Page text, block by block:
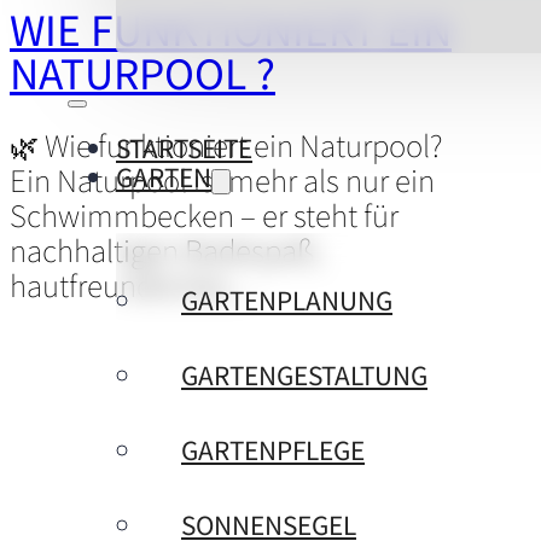
STARTSEITE
GARTEN
GARTENPLANUNG
GARTENGESTALTUNG
GARTENPFLEGE
SONNENSEGEL
WIE FUNKTIONIERT EIN
NATURPOOL ?
🌿 Wie funktioniert ein Naturpool?
Ein Naturpool ist mehr als nur ein
Schwimmbecken – er steht für
nachhaltigen Badespaß,
hautfreundliches…